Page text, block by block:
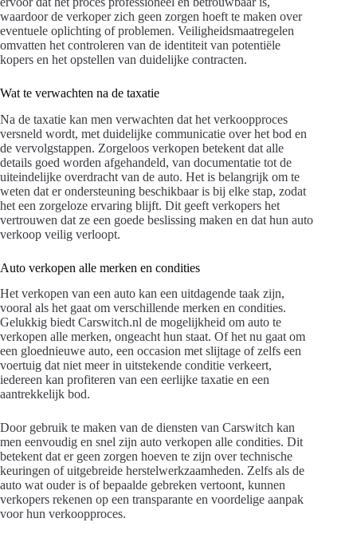
waardoor de verkoper zich geen zorgen hoeft te maken over
eventuele oplichting of problemen. Veiligheidsmaatregelen
omvatten het controleren van de identiteit van potentiële
kopers en het opstellen van duidelijke contracten.
Wat te verwachten na de taxatie
Na de taxatie kan men verwachten dat het verkoopproces
versneld wordt, met duidelijke communicatie over het bod en
de vervolgstappen. Zorgeloos verkopen betekent dat alle
details goed worden afgehandeld, van documentatie tot de
uiteindelijke overdracht van de auto. Het is belangrijk om te
weten dat er ondersteuning beschikbaar is bij elke stap, zodat
het een zorgeloze ervaring blijft. Dit geeft verkopers het
vertrouwen dat ze een goede beslissing maken en dat hun auto
verkoop veilig verloopt.
Auto verkopen alle merken en condities
Het verkopen van een auto kan een uitdagende taak zijn,
vooral als het gaat om verschillende merken en condities.
Gelukkig biedt Carswitch.nl de mogelijkheid om auto te
verkopen alle merken, ongeacht hun staat. Of het nu gaat om
een gloednieuwe auto, een occasion met slijtage of zelfs een
voertuig dat niet meer in uitstekende conditie verkeert,
iedereen kan profiteren van een eerlijke taxatie en een
aantrekkelijk bod.
Door gebruik te maken van de diensten van Carswitch kan
men eenvoudig en snel zijn auto verkopen alle condities. Dit
betekent dat er geen zorgen hoeven te zijn over technische
keuringen of uitgebreide herstelwerkzaamheden. Zelfs als de
auto wat ouder is of bepaalde gebreken vertoont, kunnen
verkopers rekenen op een transparante en voordelige aanpak
voor hun verkoopproces.